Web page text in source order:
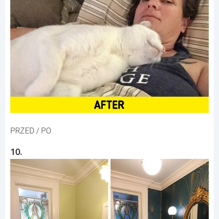
PRZED / PO
10.